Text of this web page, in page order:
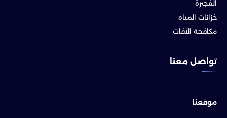
الفجيرة
خزانات المياه
مكافحة الآفات
تواصل معنا
موقعنا